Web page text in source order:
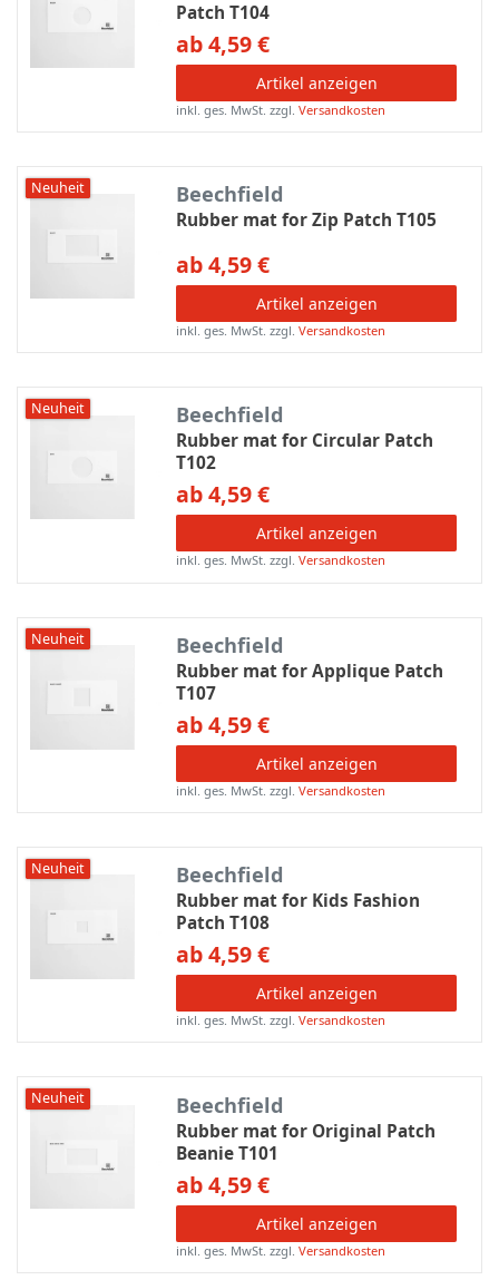
Patch T104
ab 4,59 €
Artikel anzeigen
inkl. ges. MwSt. zzgl.Versandkosten
Neuheit Beechfield
Rubber mat for Zip Patch T105
ab 4,59 €
Artikel anzeigen
inkl. ges. MwSt. zzgl.Versandkosten
Neuheit Beechfield
Rubber mat for Circular Patch
T102
ab 4,59 €
Artikel anzeigen
inkl. ges. MwSt. zzgl.Versandkosten
Neuheit Beechfield
Rubber mat for Applique Patch
T107
ab 4,59 €
Artikel anzeigen
inkl. ges. MwSt. zzgl.Versandkosten
Neuheit Beechfield
Rubber mat for Kids Fashion
Patch T108
ab 4,59 €
Artikel anzeigen
inkl. ges. MwSt. zzgl.Versandkosten
Neuheit Beechfield
Rubber mat for Original Patch
Beanie T101
ab 4,59 €
Artikel anzeigen
inkl. ges. MwSt. zzgl.Versandkosten